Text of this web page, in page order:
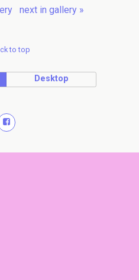
next in gallery »
to top
Desktop